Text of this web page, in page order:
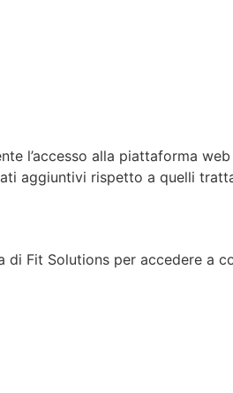
l’accesso alla piattaforma
aggiuntivi rispetto a quelli
Fit Solutions per accedere a